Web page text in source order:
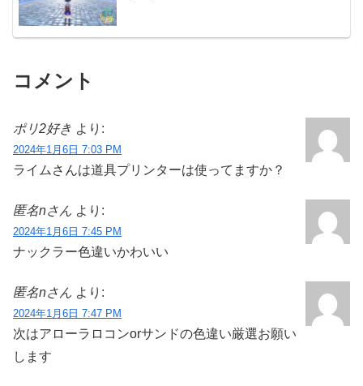
コメント
ポリ2好き より:
2024年1月6日 7:03 PM
ライムさんは道具プリンターは使ってますか？
匿名nさん より:
2024年1月6日 7:45 PM
ナックラー色違いかわいい
匿名nさん より:
2024年1月6日 7:47 PM
次はアローラロコンorサンドの色違い厳選お願い
します